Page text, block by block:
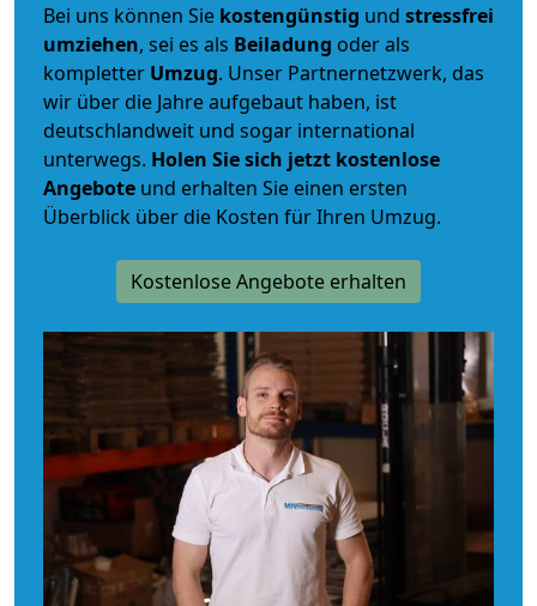
Bei uns können Sie kostengünstig und stressfrei
umziehen, sei es als Beiladung oder als
kompletter Umzug. Unser Partnernetzwerk, das
wir über die Jahre aufgebaut haben, ist
deutschlandweit und sogar international
unterwegs. Holen Sie sich jetzt kostenlose
Angebote und erhalten Sie einen ersten
Überblick über die Kosten für Ihren Umzug.
Kostenlose Angebote erhalten